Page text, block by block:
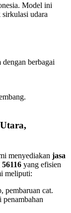
Model ini
udara
dengan berbagai
menyediakan jasa
yang efisien
meliputi:
pembaruan cat.
penambahan